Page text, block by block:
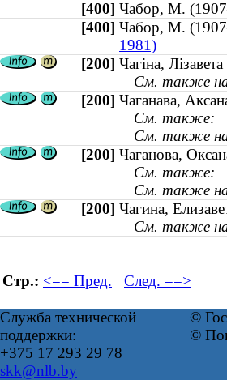
[400] Чабор, М.
[400] Чабор, М.
1981)
[200] Чагіна,
См. также на
[200] Чаганава,
См. также:
См. также на
[200] Чаганова,
См. также:
См. также на
[200] Чагина,
См. также на
Стр.: <== Пред. След. ==>
Служба технической
поддержки:
+375 17 293 29 78
skk@nlb.by
©
©